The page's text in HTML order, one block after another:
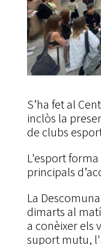
S’ha fet al
inclòs la
de clubs
L'esport
principals
La
dimarts al
a conèixer els
suport mutu,